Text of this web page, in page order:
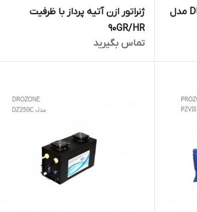
دستگاه تزریق اوزون DROZONE مدل
ژنراتور ازن آتیه پرداز با ظرفیت
90GR/HR
تماس بگیرید